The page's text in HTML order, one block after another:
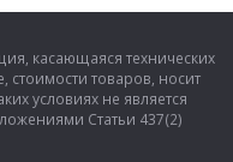
касающаяся технических
стоимости товаров, носит
условиях не является
Статьи 437(2)